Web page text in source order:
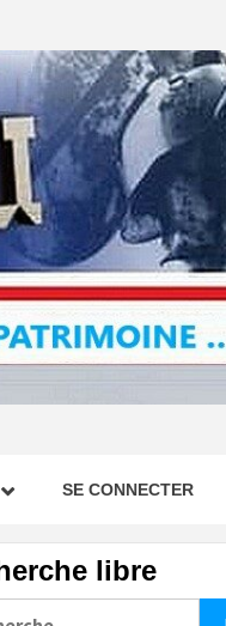
SE CONNECTER
libre